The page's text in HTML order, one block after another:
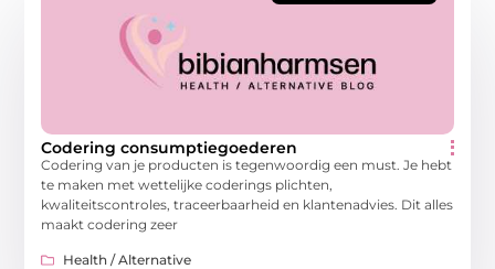
Codering consumptiegoederen
Codering van je producten is tegenwoordig een must. Je hebt
te maken met wettelijke coderings plichten,
kwaliteitscontroles, traceerbaarheid en klantenadvies. Dit alles
maakt codering zeer
Health / Alternative